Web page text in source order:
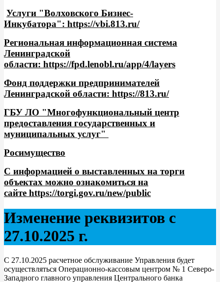
Услуги "Волховского Бизнес-
Инкубатора": https://vbi.813.ru/
Региональная информационная система
Ленинградской
области: https://fpd.lenobl.ru/app/4/layers
Фонд поддержки предпринимателей
Ленинградской области: https://813.ru/
ГБУ ЛО "Многофункциональный центр
предоставления государственных и
муниципальных услуг"
Росимущество
С информацией о выставленных на торги
объектах можно ознакомиться на
сайте https://torgi.gov.ru/new/public
Изменение реквизитов с
27.10.2025 г.
С 27.10.2025 расчетное обслуживание Управления будет
осуществляться Операционно-кассовым центром № 1 Северо-
Западного главного управления Центрального банка